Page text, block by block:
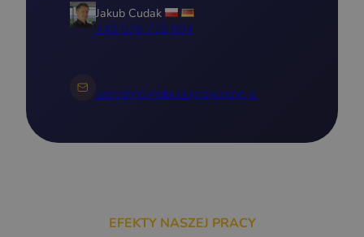
Jakub Cudak
+48 576 715 894
zapytania@zbudujprzyczepe.pl
EFEKTY NASZEJ PRACY